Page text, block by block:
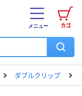
カゴ
メニュー
ダブルクリップ